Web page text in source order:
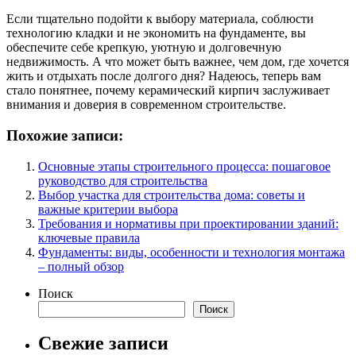
Если тщательно подойти к выбору материала, соблюсти
технологию кладки и не экономить на фундаменте, вы
обеспечите себе крепкую, уютную и долговечную
недвижимость. А что может быть важнее, чем дом, где хочется
жить и отдыхать после долгого дня? Надеюсь, теперь вам
стало понятнее, почему керамический кирпич заслуживает
внимания и доверия в современном строительстве.
Похожие записи:
Основные этапы строительного процесса: пошаговое
руководство для строительства
Выбор участка для строительства дома: советы и
важные критерии выбора
Требования и нормативы при проектировании зданий:
ключевые правила
Фундаменты: виды, особенности и технология монтажа
– полный обзор
Поиск
Поиск
Свежие записи